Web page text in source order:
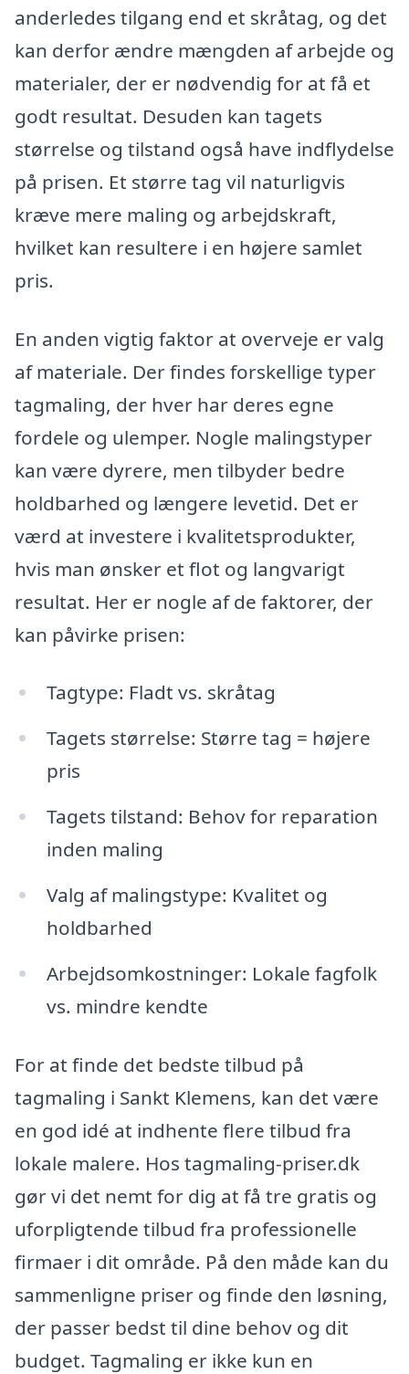
anderledes tilgang end et skråtag, og det
kan derfor ændre mængden af arbejde og
materialer, der er nødvendig for at få et
godt resultat. Desuden kan tagets
størrelse og tilstand også have indflydelse
på prisen. Et større tag vil naturligvis
kræve mere maling og arbejdskraft,
hvilket kan resultere i en højere samlet
pris.
En anden vigtig faktor at overveje er valg
af materiale. Der findes forskellige typer
tagmaling, der hver har deres egne
fordele og ulemper. Nogle malingstyper
kan være dyrere, men tilbyder bedre
holdbarhed og længere levetid. Det er
værd at investere i kvalitetsprodukter,
hvis man ønsker et flot og langvarigt
resultat. Her er nogle af de faktorer, der
kan påvirke prisen:
Tagtype: Fladt vs. skråtag
Tagets størrelse: Større tag = højere
pris
Tagets tilstand: Behov for reparation
inden maling
Valg af malingstype: Kvalitet og
holdbarhed
Arbejdsomkostninger: Lokale fagfolk
vs. mindre kendte
For at finde det bedste tilbud på
tagmaling i Sankt Klemens, kan det være
en god idé at indhente flere tilbud fra
lokale malere. Hos tagmaling-priser.dk
gør vi det nemt for dig at få tre gratis og
uforpligtende tilbud fra professionelle
firmaer i dit område. På den måde kan du
sammenligne priser og finde den løsning,
der passer bedst til dine behov og dit
budget. Tagmaling er ikke kun en